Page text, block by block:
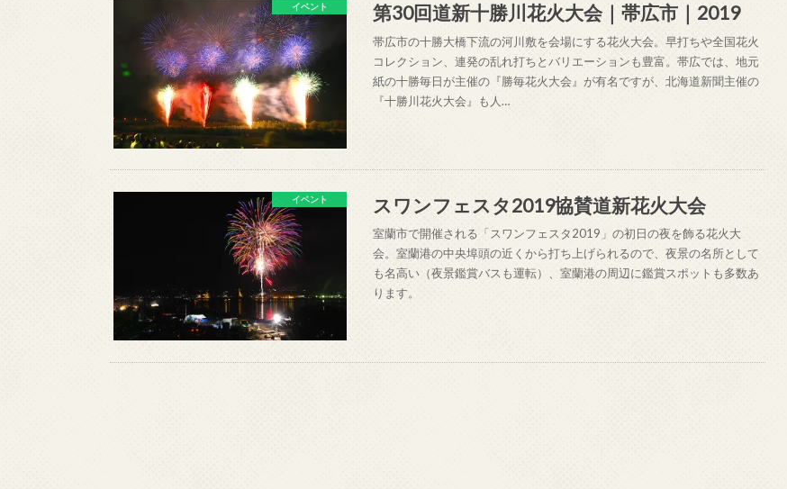
イベント 第30回道新十勝川花火大会｜帯広市｜2019
帯広市の十勝大橋下流の河川敷を会場にする花火大会。早打ちや全国花火
コレクション、連発の乱れ打ちとバリエーションも豊富。帯広では、地元
紙の十勝毎日が主催の『勝毎花火大会』が有名ですが、北海道新聞主催の
『十勝川花火大会』も人…
イベント スワンフェスタ2019協賛道新花火大会
室蘭市で開催される「スワンフェスタ2019」の初日の夜を飾る花火大
会。室蘭港の中央埠頭の近くから打ち上げられるので、夜景の名所として
も名高い（夜景鑑賞バスも運転）、室蘭港の周辺に鑑賞スポットも多数あ
ります。